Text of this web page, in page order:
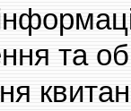
та